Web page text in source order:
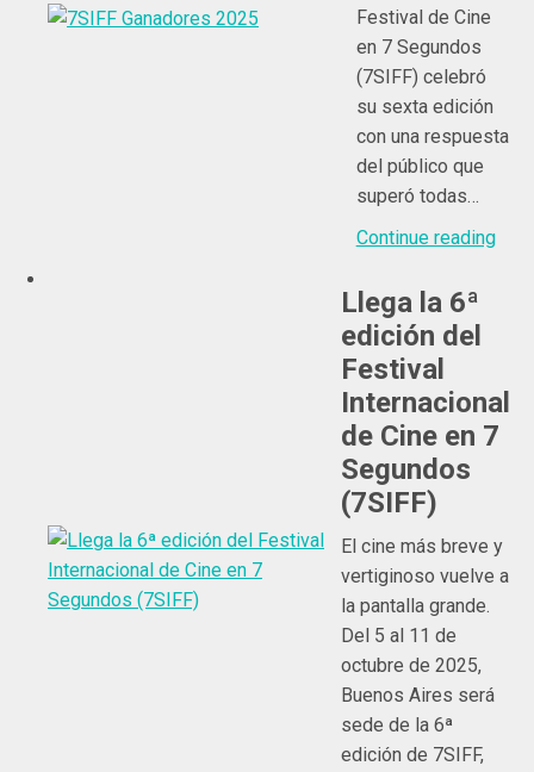
Festival de Cine
en 7 Segundos
(7SIFF) celebró
su sexta edición
con una respuesta
del público que
superó todas…
Continue reading
Llega la 6ª
edición del
Festival
Internacional
de Cine en 7
Segundos
(7SIFF)
El cine más breve y
vertiginoso vuelve a
la pantalla grande.
Del 5 al 11 de
octubre de 2025,
Buenos Aires será
sede de la 6ª
edición de 7SIFF,